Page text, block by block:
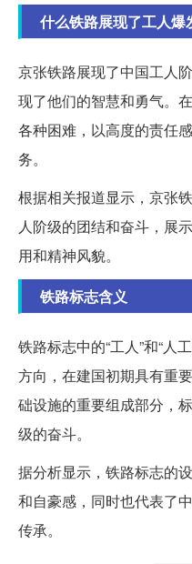
什么铁路展现了工人
京张铁路展现了中国工人
现了他们的智慧和勇气。
各种困难，以高度的责任
务。
根据相关报道显示，京张
人阶级的团结和奋斗，展
用和精神风貌。
铁路标志含义
铁路标志中的“工人”和“人
方向，在建国初期具有重
础设施的重要组成部分，
级的奋斗。
据分析显示，铁路标志的
和自豪感，同时也代表了
传承。